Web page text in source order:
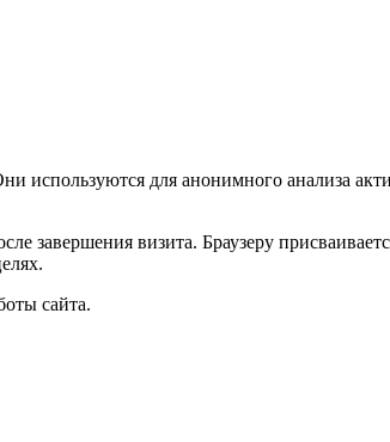
используются для анонимного анализа
завершения визита. Браузеру
сайта.